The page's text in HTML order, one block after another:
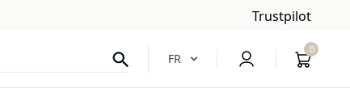
Trustpilot
FR
0